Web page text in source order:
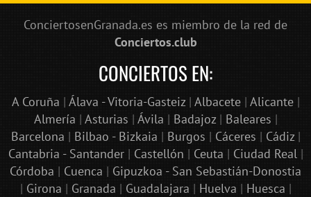
ConciertosenGranada.es es miembro de la red de
Conciertos.club
CONCIERTOS EN:
A Coruña | Álava - Vitoria-Gasteiz| Albacete| Alicante|
Almería | Asturias | Ávila | Badajoz| Baleares |
Barcelona | Bilbao - Bizkaia | Burgos | Cáceres | Cádiz|
Cantabria - Santander| Castellón | Ceuta | Ciudad Real|
Córdoba | Cuenca | Gipuzkoa - San Sebastián-Donostia
| Girona | Granada | Guadalajara | Huelva | Huesca |